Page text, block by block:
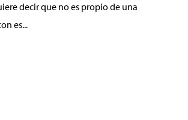
decir que no es propio de una
es...